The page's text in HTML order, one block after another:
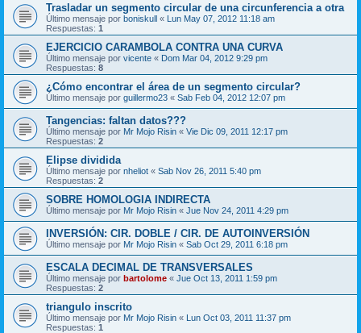
Trasladar un segmento circular de una circunferencia a otra
Último mensaje por boniskull « Lun May 07, 2012 11:18 am
Respuestas: 1
EJERCICIO CARAMBOLA CONTRA UNA CURVA
Último mensaje por vicente « Dom Mar 04, 2012 9:29 pm
Respuestas: 8
¿Cómo encontrar el área de un segmento circular?
Último mensaje por guillermo23 « Sab Feb 04, 2012 12:07 pm
Tangencias: faltan datos???
Último mensaje por Mr Mojo Risin « Vie Dic 09, 2011 12:17 pm
Respuestas: 2
Elipse dividida
Último mensaje por nheliot « Sab Nov 26, 2011 5:40 pm
Respuestas: 2
SOBRE HOMOLOGIA INDIRECTA
Último mensaje por Mr Mojo Risin « Jue Nov 24, 2011 4:29 pm
INVERSIÓN: CIR. DOBLE / CIR. DE AUTOINVERSIÓN
Último mensaje por Mr Mojo Risin « Sab Oct 29, 2011 6:18 pm
ESCALA DECIMAL DE TRANSVERSALES
Último mensaje por bartolome « Jue Oct 13, 2011 1:59 pm
Respuestas: 2
triangulo inscrito
Último mensaje por Mr Mojo Risin « Lun Oct 03, 2011 11:37 pm
Respuestas: 1